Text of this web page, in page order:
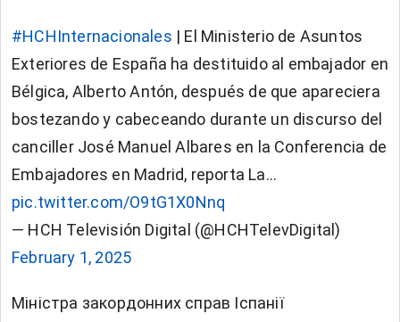
#HCHInternacionales | El Ministerio de Asuntos
Exteriores de España ha destituido al embajador en
Bélgica, Alberto Antón, después de que apareciera
bostezando y cabeceando durante un discurso del
canciller José Manuel Albares en la Conferencia de
Embajadores en Madrid, reporta La…
pic.twitter.com/O9tG1X0Nnq
— HCH Televisión Digital (@HCHTelevDigital)
February 1, 2025
Міністра закордонних справ Іспанії